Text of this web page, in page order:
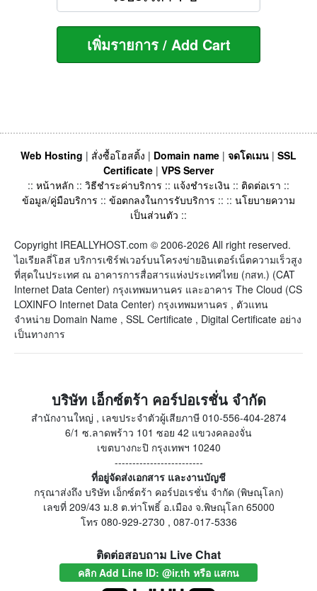
Web Hosting | สั่งซื้อโฮสติ้ง | Domain name | จดโดเมน | SSL
Certificate | VPS Server
:: หน้าหลัก :: วิธีชำระค่าบริการ :: แจ้งชำระเงิน :: ติดต่อเรา ::
ข้อมูล/คู่มือบริการ :: ข้อตกลงในการรับบริการ :: :: นโยบายความ
เป็นส่วนตัว ::
Copyright IREALLYHOST.com © 2006-2026 All right reserved.
ไอเรียลลี่โฮส บริการเซิร์ฟเวอร์บนโครงข่ายอินเตอร์เน็ตความเร็วสูง
ที่สุดในประเทศ ณ อาคารการสื่อสารแห่งประเทศไทย (กสท.) (CAT
Internet Data Center) กรุงเทพมหานคร และอาคาร The Cloud (CS
LOXINFO Internet Data Center) กรุงเทพมหานคร , ตัวแทน
จำหน่าย Domain Name , SSL Certificate , Digital Certificate อย่าง
เป็นทางการ
บริษัท เอ็กซ์ตร้า คอร์ปอเรชั่น จำกัด
สำนักงานใหญ่ , เลขประจำตัวผู้เสียภาษี 010-556-404-2874
6/1 ซ.ลาดพร้าว 101 ซอย 42 แขวงคลองจั่น
เขตบางกะปิ กรุงเทพฯ 10240
-------------------------
ที่อยู่จัดส่งเอกสาร และงานบัญชี
กรุณาส่งถึง บริษัท เอ็กซ์ตร้า คอร์ปอเรชั่น จำกัด (พิษณุโลก)
เลขที่ 209/43 ม.8 ต.ท่าโพธิ์ อ.เมือง จ.พิษณุโลก 65000
โทร 080-929-2730 , 087-017-5336
ติดต่อสอบถาม Live Chat
คลิก Add Line ID: @ir.th หรือ แสกน